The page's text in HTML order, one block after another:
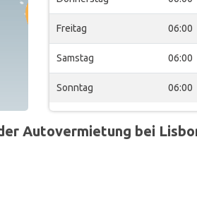
Freitag 06:00
Samstag 06:00
Sonntag 06:00
Autovermietung bei